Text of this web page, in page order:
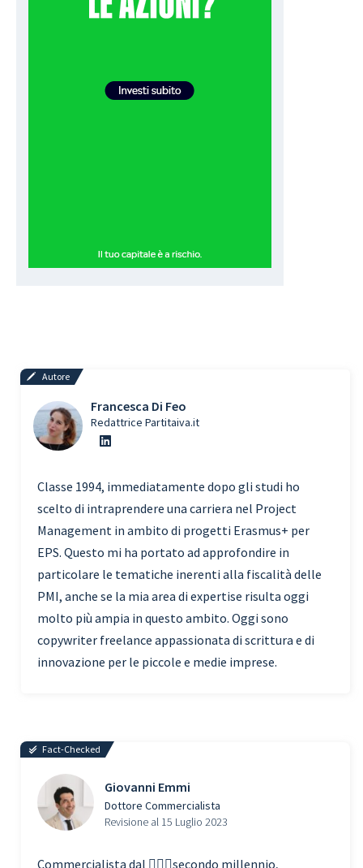
Autore
Francesca Di Feo
Redattrice Partitaiva.it
Classe 1994, immediatamente dopo gli studi ho
scelto di intraprendere una carriera nel Project
Management in ambito di progetti Erasmus+ per
EPS. Questo mi ha portato ad approfondire in
particolare le tematiche inerenti alla fiscalità delle
PMI, anche se la mia area di expertise risulta oggi
molto più ampia in questo ambito. Oggi sono
copywriter freelance appassionata di scrittura e di
innovazione per le piccole e medie imprese.
Fact-Checked
Giovanni Emmi
Dottore Commercialista
Revisione al 15 Luglio 2023
Commercialista dal 🧗🏾‍♀️secondo millennio,